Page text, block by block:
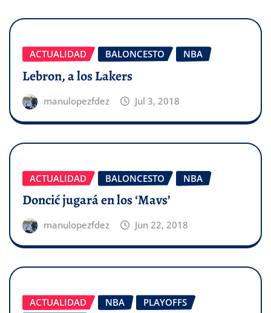
ACTUALIDAD BALONCESTO NBA
Lebron, a los Lakers
manulopezfdez Jul 3, 2018
ACTUALIDAD BALONCESTO NBA
Doncić jugará en los ‘Mavs’
manulopezfdez Jun 22, 2018
ACTUALIDAD NBA
PLAYOFFS